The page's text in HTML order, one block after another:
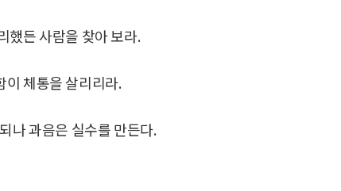
했든 사람을 찾아 보라.
이 체통을 살리리라.
나 과음은 실수를 만든다.